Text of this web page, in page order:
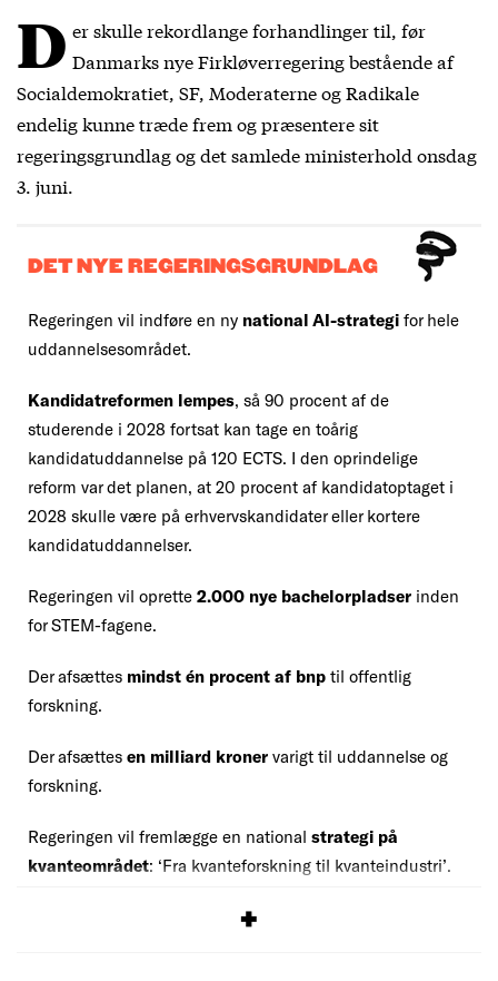
D er skulle rekordlange forhandlinger til, før
Danmarks nye Firkløverregering bestående af
Socialdemokratiet, SF, Moderaterne og Radikale
endelig kunne træde frem og præsentere sit
regeringsgrundlag og det samlede ministerhold onsdag
3. juni.
DET NYE REGERINGSGRUNDLAG
Regeringen vil indføre en ny national AI-strategi for hele
uddannelsesområdet.
Kandidatreformen lempes , så 90 procent af de
studerende i 2028 fortsat kan tage en toårig
kandidatuddannelse på 120 ECTS. I den oprindelige
reform var det planen, at 20 procent af kandidatoptaget i
2028 skulle være på erhvervskandidater eller kortere
kandidatuddannelser.
Regeringen vil oprette 2.000 nye bachelorpladser inden
for STEM-fagene.
Der afsættes mindst én procent af bnp til offentlig
forskning.
Der afsættes en milliard kroner varigt til uddannelse og
forskning.
Regeringen vil fremlægge en national strategi på
kvanteområdet: ‘Fra kvanteforskning til kvanteindustri’.